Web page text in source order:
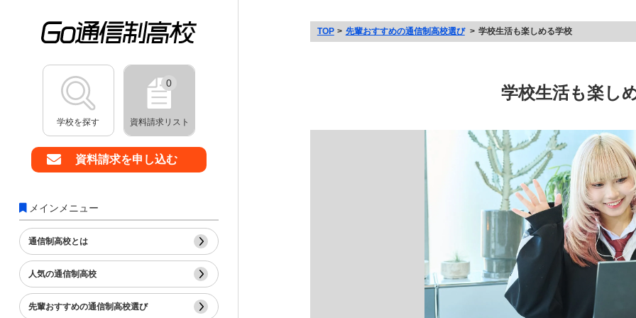
学校を探す
0
資料請求リスト
資料請求を申し込む
メインメニュー
通信制高校とは
人気の通信制高校
先輩おすすめの通信制高校選び
TOP 先輩おすすめの通信制高校選び 学校生活も楽しめる学校
学校生活も楽し